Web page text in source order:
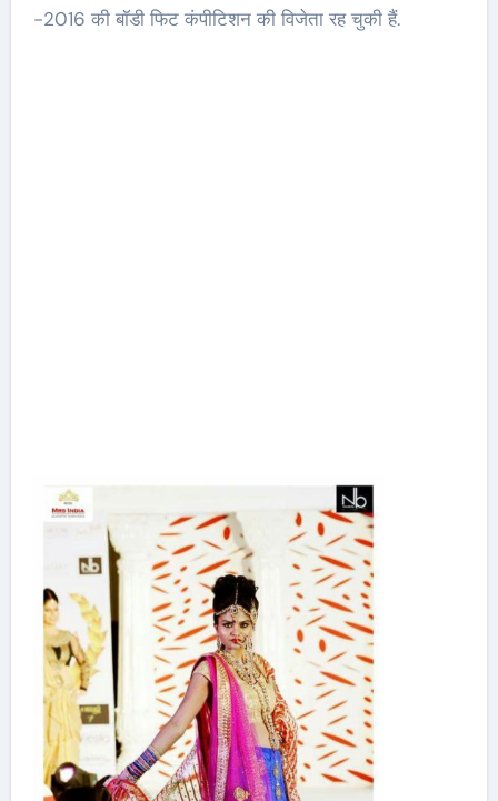
-2016 की बॉडी फिट कंपीटिशन की विजेता रह चुकी हैं.